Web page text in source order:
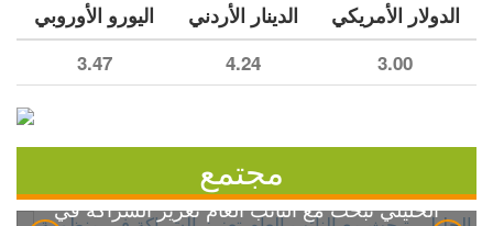
الدولار الأمريكي الدينار الأردني اليورو الأوروبي
3.00
4.24
3.47
مجتمع
الخليلي تبحث مع النائب العام تعزيز الشراكة في